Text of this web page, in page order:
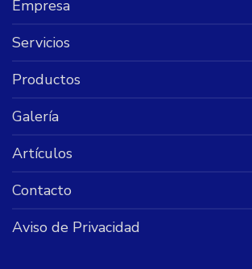
Empresa
Servicios
Productos
Galería
Artículos
Contacto
Aviso de Privacidad